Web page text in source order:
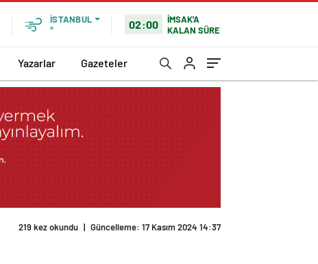
İSTANBUL
°
02:00
İMSAK'A
KALAN SÜRE
Yazarlar Gazeteler
219 kez okundu | Güncelleme: 17 Kasım 2024 14:37